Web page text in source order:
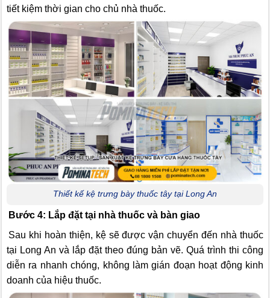
tiết kiệm thời gian cho chủ nhà thuốc.
Thiết kế kệ trưng bày thuốc tây tại Long An
Bước 4: Lắp đặt tại nhà thuốc và bàn giao
Sau khi hoàn thiện, kệ sẽ được vận chuyển đến nhà thuốc
tại Long An và lắp đặt theo đúng bản vẽ. Quá trình thi công
diễn ra nhanh chóng, không làm gián đoạn hoạt động kinh
doanh của hiệu thuốc.